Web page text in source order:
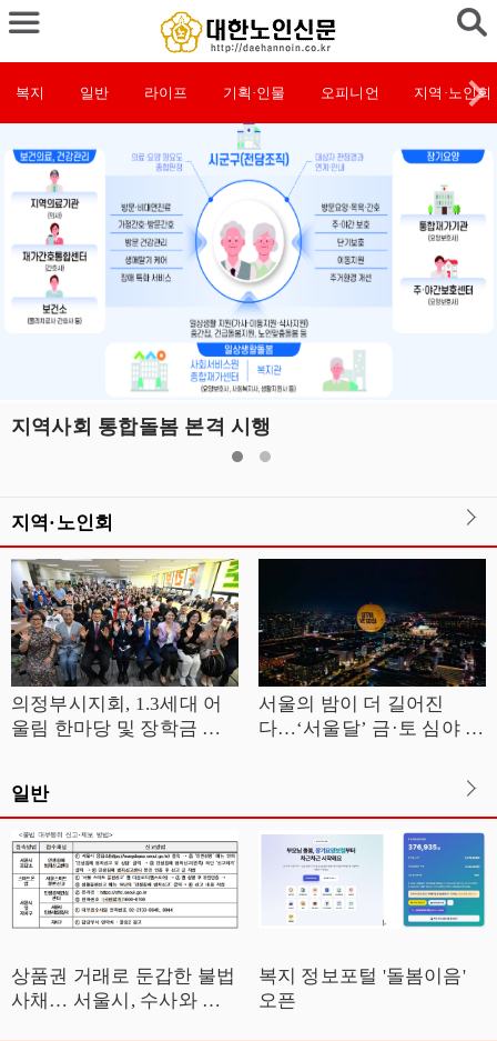
복지 일반 라이프 기획·인물 오피니언 지역·노인회
지역사회 통합돌봄 본격 시행
지역·노인회
의정부시지회, 1.3세대 어
울림 한마당 및 장학금 전
서울의 밤이 더 길어진
다…‘서울달’ 금·토 심야 운
일반
상품권 거래로 둔갑한 불법
사채… 서울시, 수사와 예
복지 정보포털 '돌봄이음'
오픈